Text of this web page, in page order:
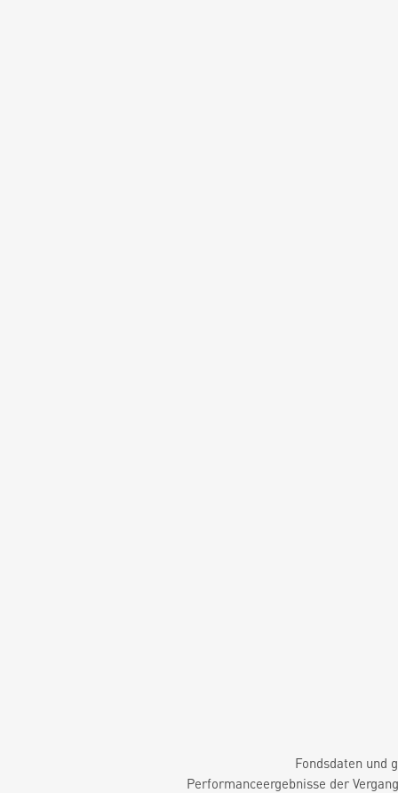
Fondsdaten und
Performanceergebnisse der